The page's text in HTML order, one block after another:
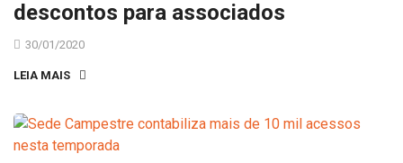
descontos para associados
30/01/2020
LEIA MAIS